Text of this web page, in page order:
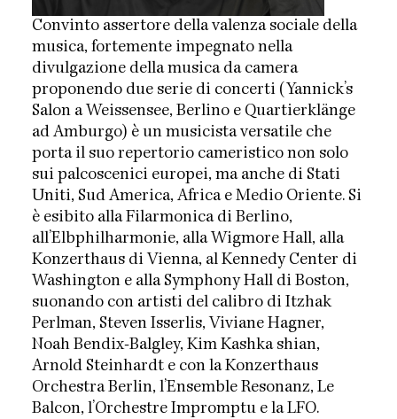
Convinto assertore della valenza sociale della
musica, fortemente impegnato nella
divulgazione della musica da camera
proponendo due serie di concerti (Yannick’s
Salon a Weissensee, Berlino e Quartierklänge
ad Amburgo) è un musicista versatile che
porta il suo repertorio cameristico non solo
sui palcoscenici europei, ma anche di Stati
Uniti, Sud America, Africa e Medio Oriente. Si
è esibito alla Filarmonica di Berlino,
all’Elbphilharmonie, alla Wigmore Hall, alla
Konzerthaus di Vienna, al Kennedy Center di
Washington e alla Symphony Hall di Boston,
suonando con artisti del calibro di Itzhak
Perlman, Steven Isserlis, Viviane Hagner,
Noah Bendix-Balgley, Kim Kashka shian,
Arnold Steinhardt e con la Konzerthaus
Orchestra Berlin, l’Ensemble Resonanz, Le
Balcon, l’Orchestre Impromptu e la LFO.